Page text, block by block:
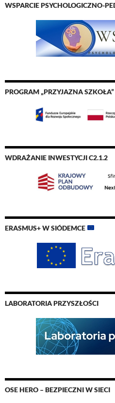
WSPARCIE PSYCHOLOGICZNO-
PROGRAM „PRZYJAZNA SZKOŁA”
WDRAŻANIE INWESTYCJI C2.1.2
ERASMUS+ W SIÓDEMCE
LABORATORIA PRZYSZŁOŚCI
OSE HERO – BEZPIECZNI W SIECI